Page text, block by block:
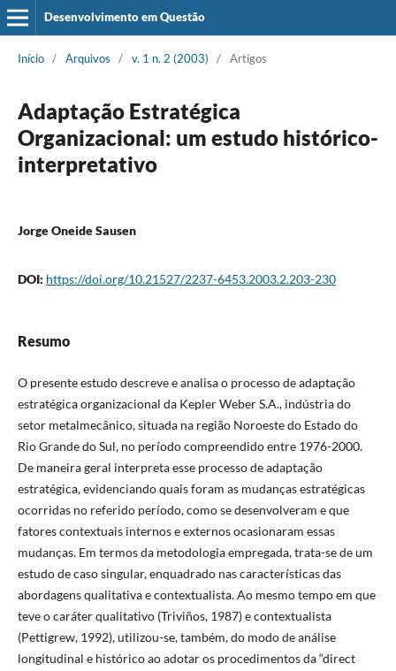
Desenvolvimento em Questão
Início / Arquivos / v. 1 n. 2 (2003) / Artigos
Adaptação Estratégica
Organizacional: um estudo histórico-
interpretativo
Jorge Oneide Sausen
DOI: https://doi.org/10.21527/2237-6453.2003.2.203-230
Resumo
O presente estudo descreve e analisa o processo de adaptação
estratégica organizacional da Kepler Weber S.A., indústria do
setor metalmecânico, situada na região Noroeste do Estado do
Rio Grande do Sul, no período compreendido entre 1976-2000.
De maneira geral interpreta esse processo de adaptação
estratégica, evidenciando quais foram as mudanças estratégicas
ocorridas no referido período, como se desenvolveram e que
fatores contextuais internos e externos ocasionaram essas
mudanças. Em termos da metodologia empregada, trata-se de um
estudo de caso singular, enquadrado nas características das
abordagens qualitativa e contextualista. Ao mesmo tempo em que
teve o caráter qualitativo (Triviños, 1987) e contextualista
(Pettigrew, 1992), utilizou-se, também, do modo de análise
longitudinal e histórico ao adotar os procedimentos da “direct